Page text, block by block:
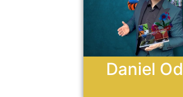
Daniel